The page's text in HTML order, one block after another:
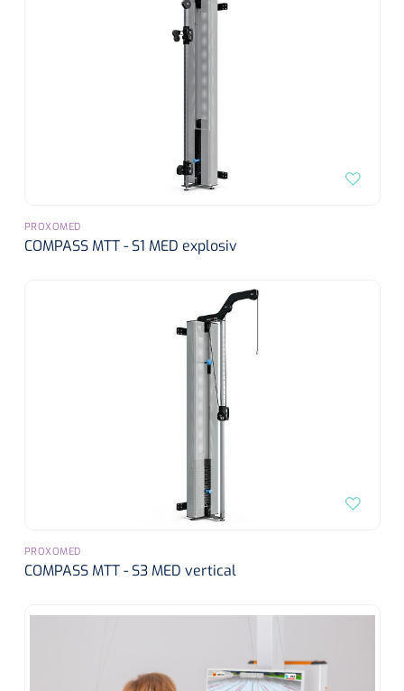
PROXOMED
COMPASS MTT - S1 MED explosiv
PROXOMED
COMPASS MTT - S3 MED vertical